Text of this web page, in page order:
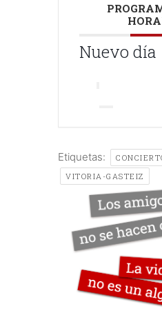
Nuevo día
Etiquetas:
VITORIA-GASTEIZ